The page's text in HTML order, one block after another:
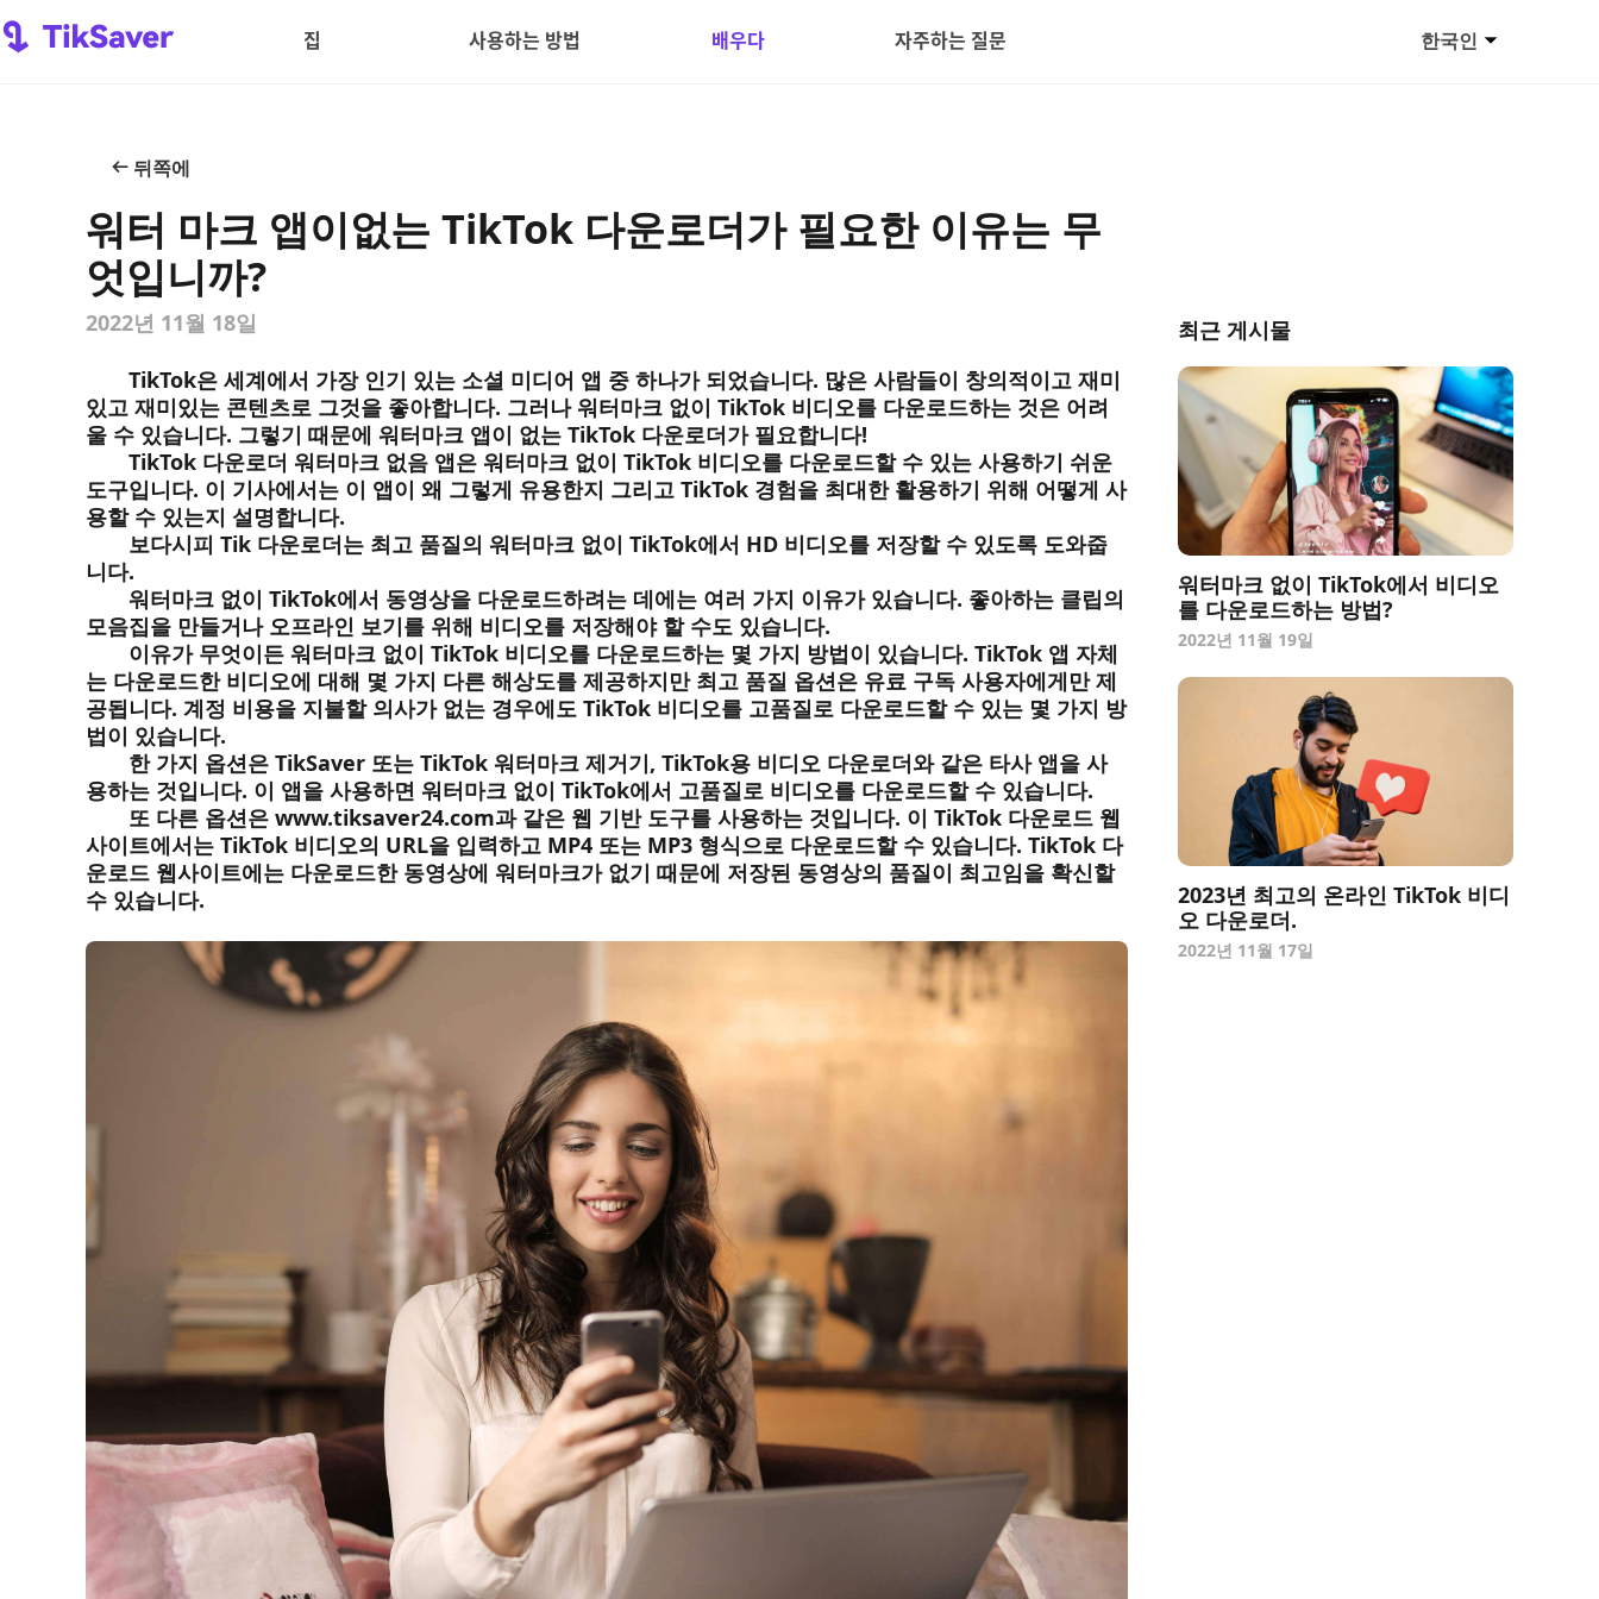
집 사용하는 방법 배우다 자주하는 질문 한국인
뒤쪽에
워터 마크 앱이없는 TikTok 다운로더가 필요한 이유는 무
엇입니까?
2022년 11월 18일
TikTok은 세계에서 가장 인기 있는 소셜 미디어 앱 중 하나가 되었습니다. 많은 사람들이 창의적이고 재미
있고 재미있는 콘텐츠로 그것을 좋아합니다. 그러나 워터마크 없이 TikTok 비디오를 다운로드하는 것은 어려
울 수 있습니다. 그렇기 때문에 워터마크 앱이 없는 TikTok 다운로더가 필요합니다!
TikTok 다운로더 워터마크 없음 앱은 워터마크 없이 TikTok 비디오를 다운로드할 수 있는 사용하기 쉬운
도구입니다. 이 기사에서는 이 앱이 왜 그렇게 유용한지 그리고 TikTok 경험을 최대한 활용하기 위해 어떻게 사
용할 수 있는지 설명합니다.
보다시피 Tik 다운로더는 최고 품질의 워터마크 없이 TikTok에서 HD 비디오를 저장할 수 있도록 도와줍
니다.
워터마크 없이 TikTok에서 동영상을 다운로드하려는 데에는 여러 가지 이유가 있습니다. 좋아하는 클립의
모음집을 만들거나 오프라인 보기를 위해 비디오를 저장해야 할 수도 있습니다.
이유가 무엇이든 워터마크 없이 TikTok 비디오를 다운로드하는 몇 가지 방법이 있습니다. TikTok 앱 자체
는 다운로드한 비디오에 대해 몇 가지 다른 해상도를 제공하지만 최고 품질 옵션은 유료 구독 사용자에게만 제
공됩니다. 계정 비용을 지불할 의사가 없는 경우에도 TikTok 비디오를 고품질로 다운로드할 수 있는 몇 가지 방
법이 있습니다.
한 가지 옵션은 TikSaver 또는 TikTok 워터마크 제거기, TikTok용 비디오 다운로더와 같은 타사 앱을 사
용하는 것입니다. 이 앱을 사용하면 워터마크 없이 TikTok에서 고품질로 비디오를 다운로드할 수 있습니다.
또 다른 옵션은 www.tiksaver24.com과 같은 웹 기반 도구를 사용하는 것입니다. 이 TikTok 다운로드 웹
사이트에서는 TikTok 비디오의 URL을 입력하고 MP4 또는 MP3 형식으로 다운로드할 수 있습니다. TikTok 다
운로드 웹사이트에는 다운로드한 동영상에 워터마크가 없기 때문에 저장된 동영상의 품질이 최고임을 확신할
수 있습니다.
최근 게시물
워터마크 없이 TikTok에서 비디오
를 다운로드하는 방법?
2022년 11월 19일
2023년 최고의 온라인 TikTok 비디
오 다운로더.
2022년 11월 17일